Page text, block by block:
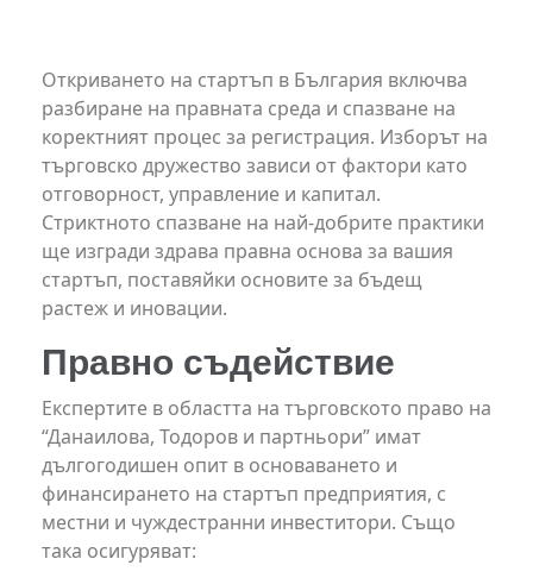
Откриването на стартъп в България включва
разбиране на правната среда и спазване на
коректният процес за регистрация. Изборът на
търговско дружество зависи от фактори като
отговорност, управление и капитал.
Стриктното спазване на най-добрите практики
ще изгради здрава правна основа за вашия
стартъп, поставяйки основите за бъдещ
растеж и иновации.
Правно съдействие
Експертите в областта на търговското право на
“Данаилова, Тодоров и партньори” имат
дългогодишен опит в основаването и
финансирането на стартъп предприятия, с
местни и чуждестранни инвеститори. Също
така осигуряват: